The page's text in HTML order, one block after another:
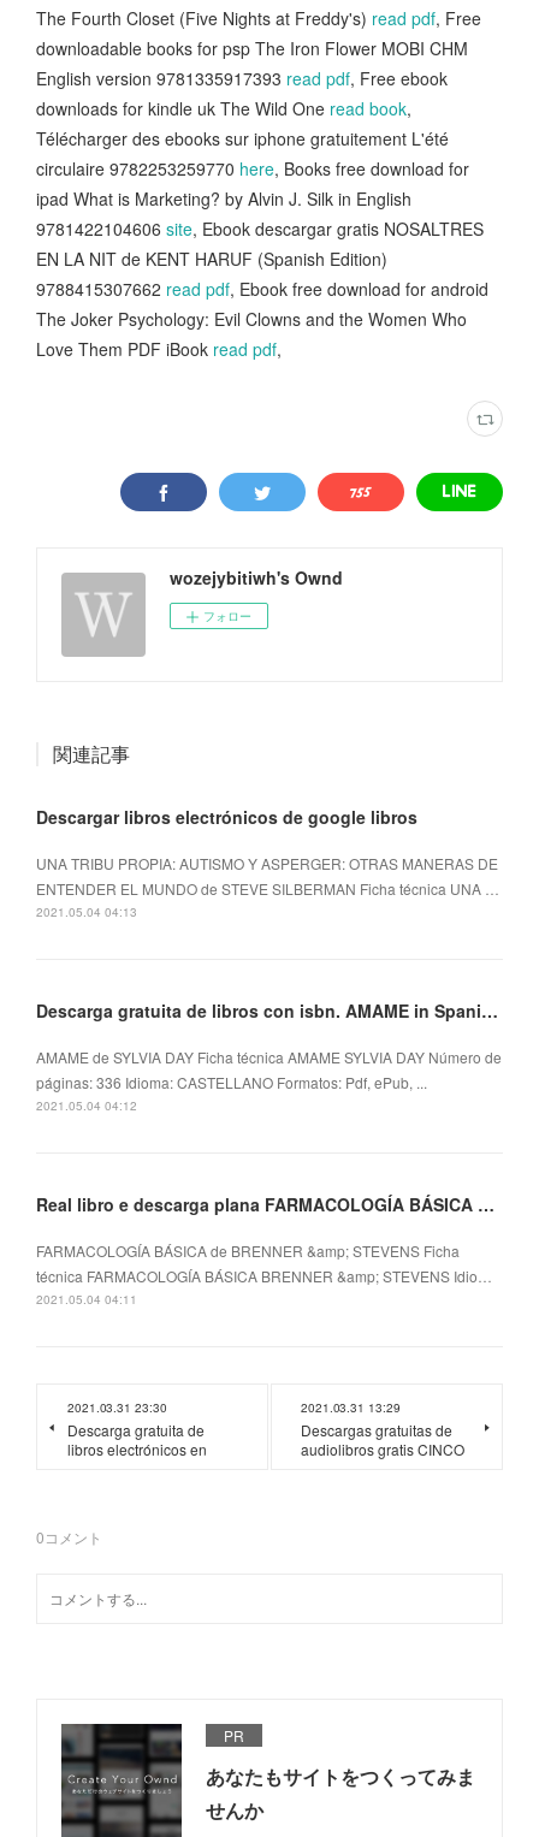
The Fourth Closet (Five Nights at Freddy's) read pdf, Free
downloadable books for psp The Iron Flower MOBI CHM
English version 9781335917393 read pdf, Free ebook
downloads for kindle uk The Wild One read book,
Télécharger des ebooks sur iphone gratuitement L'été
circulaire 9782253259770 here, Books free download for
ipad What is Marketing? by Alvin J. Silk in English
9781422104606 site, Ebook descargar gratis NOSALTRES
EN LA NIT de KENT HARUF (Spanish Edition)
9788415307662 read pdf, Ebook free download for android
The Joker Psychology: Evil Clowns and the Women Who
Love Them PDF iBook read pdf,
wozejybitiwh's Ownd
フォロー
関連記事
Descargar libros electrónicos de google libros
UNA TRIBU PROPIA: AUTISMO Y ASPERGER: OTRAS MANERAS DE
ENTENDER EL MUNDO de STEVE SILBERMAN Ficha técnica UNA …
2021.05.04 04:13
Descarga gratuita de libros con isbn. AMAME in Spanish de SYLVIA DAY 9788408139218
AMAME de SYLVIA DAY Ficha técnica AMAME SYLVIA DAY Número de
páginas: 336 Idioma: CASTELLANO Formatos: Pdf, ePub, ...
2021.05.04 04:12
Real libro e descarga plana FARMACOLOGÍA BÁSICA 9788491134244
FARMACOLOGÍA BÁSICA de BRENNER &amp; STEVENS Ficha
técnica FARMACOLOGÍA BÁSICA BRENNER &amp; STEVENS Idio…
2021.05.04 04:11
2021.03.31 23:30
Descarga gratuita de
libros electrónicos en
2021.03.31 13:29
Descargas gratuitas de
audiolibros gratis CINCO
0コメント
PR
あなたもサイトをつくってみま
せんか